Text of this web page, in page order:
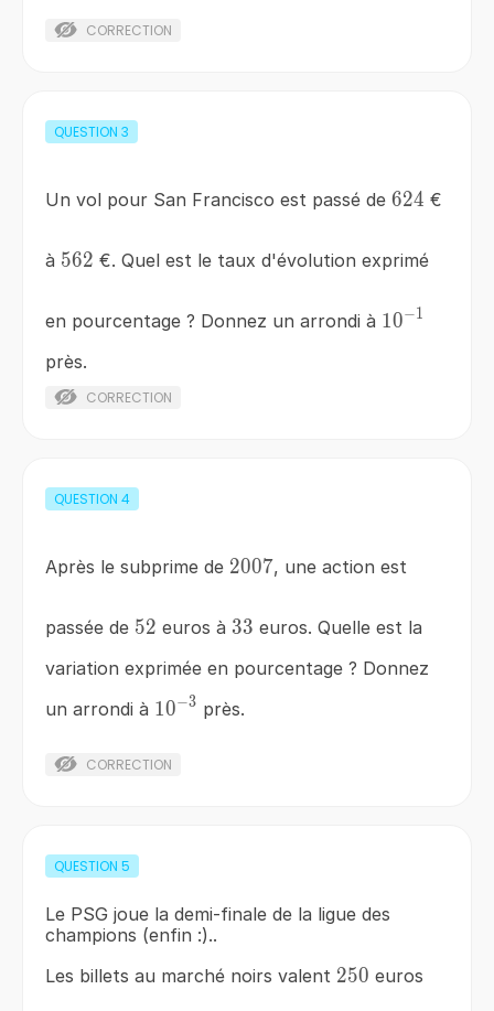
CORRECTION
QUESTION 3
Un vol pour San Francisco est passé de 624
624 €
à 562
562 €. Quel est le taux d'évolution exprimé
en pourcentage ? Donnez un arrondi à 10^{-1}
10−1
près.
CORRECTION
QUESTION 4
Après le subprime de 2007
2007, une action est
passée de 52
52 euros à 33
33 euros. Quelle est la
variation exprimée en pourcentage ? Donnez
un arrondi à 10^{-3}
10−3 près.
CORRECTION
QUESTION 5
Le PSG joue la demi-finale de la ligue des
champions (enfin :)..
Les billets au marché noirs valent 250
250 euros